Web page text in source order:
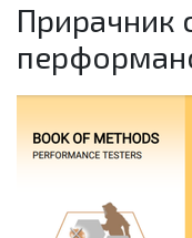
Прирачник